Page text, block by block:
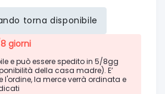
torna disponibile
giorni
e può essere spedito in 5/8gg
della casa madre). E’
l'ordine, la merce verrà ordinata e